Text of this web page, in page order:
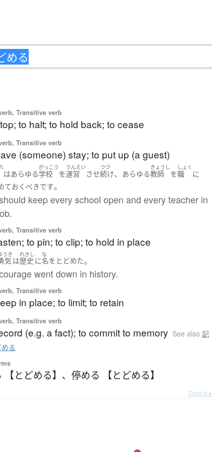
Transitive verb
to halt; to hold back; to cease
Transitive verb
(someone) stay; to put up (a guest)
はあらゆる
がっこう
学校 を
うんえい
運営 させ
つづ
続け、 あらゆる
きょうし
教師 を
しょく
職
に
ておく べきです。
keep every school open and every teacher in
Transitive verb
to pin; to clip; to hold in place
うき
気は
れきし
歴史 に
な
名を とどめた。
went down in history.
Transitive verb
in place; to limit; to retain
Transitive verb
(e.g. a fact); to commit to memory See also記
る
【とどめる】 、停める 【とどめる】
Details ▸